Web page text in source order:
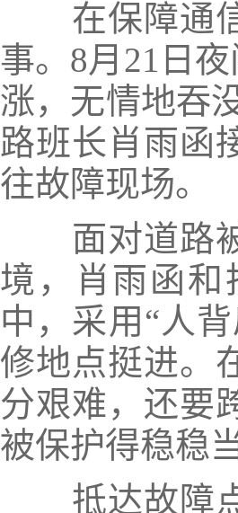
在保障通信
事。8月21日
涨，无情地吞
路班长肖雨函
往故障现场。
面对道路被
境，肖雨函和
中，采用“人
修地点挺进。
分艰难，还要
被保护得稳稳
抵达故障点